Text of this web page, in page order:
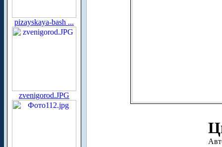
pizayskaya-bash ...
zvenigorod.JPG